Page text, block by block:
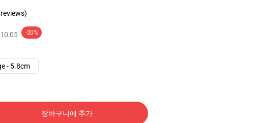
-20%
- 5.8cm
장바구니에 추가